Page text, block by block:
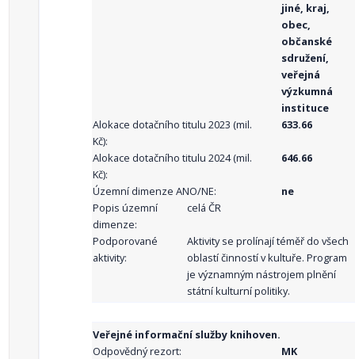
jiné, kraj,
obec,
občanské
sdružení,
veřejná
výzkumná
instituce
Alokace dotačního titulu 2023 (mil.
Kč):
633.66
Alokace dotačního titulu 2024 (mil.
Kč):
646.66
Územní dimenze ANO/NE:
ne
Popis územní
dimenze:
celá ČR
Podporované
aktivity:
Aktivity se prolínají téměř do všech
oblastí činností v kultuře. Program
je významným nástrojem plnění
státní kulturní politiky.
Veřejné informační služby knihoven.
Odpovědný rezort:
MK